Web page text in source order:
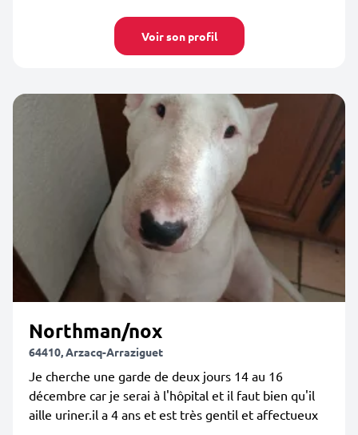
Voir son profil
Northman/nox
64410, Arzacq-Arraziguet
Je cherche une garde de deux jours 14 au 16
décembre car je serai à l'hôpital et il faut bien qu'il
aille uriner.il a 4 ans et est très gentil et affectueux